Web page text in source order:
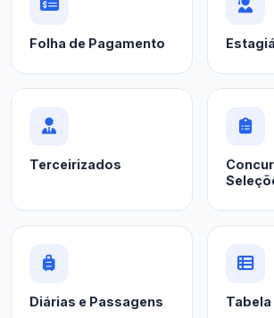
Folha de Pagamento
Terceirizados
Diárias e Passagens Tabela